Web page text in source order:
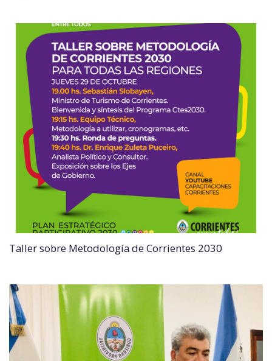
Taller sobre Metodología de Corrientes 2030